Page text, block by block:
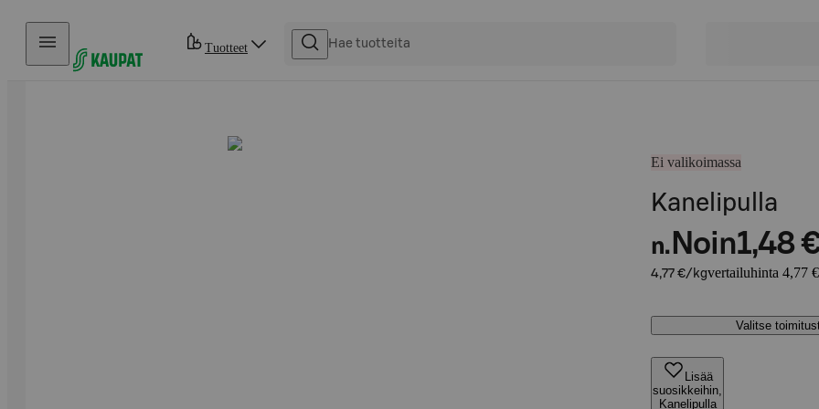
Hyppää sisältöön
Tuotteet
Ei valikoimassa
Kanelipulla
n. Noin1,48
4,77 €/kgvertailuhinta 4,77
Valitse
Lisää
suosikkeihin,
Kanelipulla